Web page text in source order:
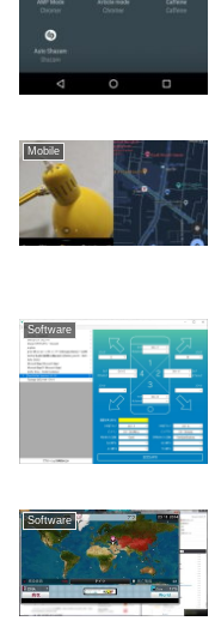
Mobile
Software
Software